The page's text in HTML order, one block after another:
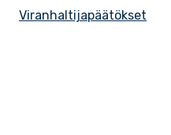
Viranhaltijapäätökset